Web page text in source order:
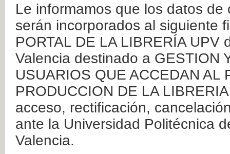
Le informamos que los datos
serán incorporados al siguiente
PORTAL DE LA LIBRERÍA
Valencia destinado a GESTION
USUARIOS QUE ACCEDAN AL
PRODUCCION DE LA
acceso, rectificación,
ante la Universidad Politécnica
Valencia.